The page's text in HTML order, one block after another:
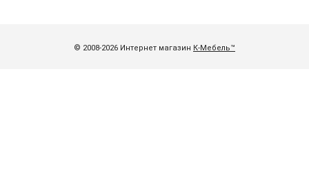
© 2008-2026 Интернет магазин К-Мебель™